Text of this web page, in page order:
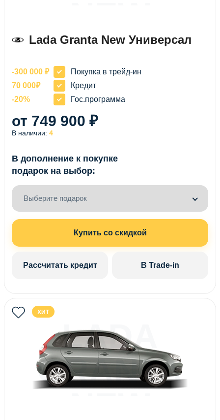
Lada Granta New Универсал
-300 000 ₽
Покупка в трейд-ин
70 000₽
Кредит
-20%
Гос.программа
от 749 900 ₽
В наличии: 4
В дополнение к покупке
подарок на выбор:
Выберите подарок
Купить со скидкой
Рассчитать кредит В Trade-in
ХИТ
LADA
GRANTA